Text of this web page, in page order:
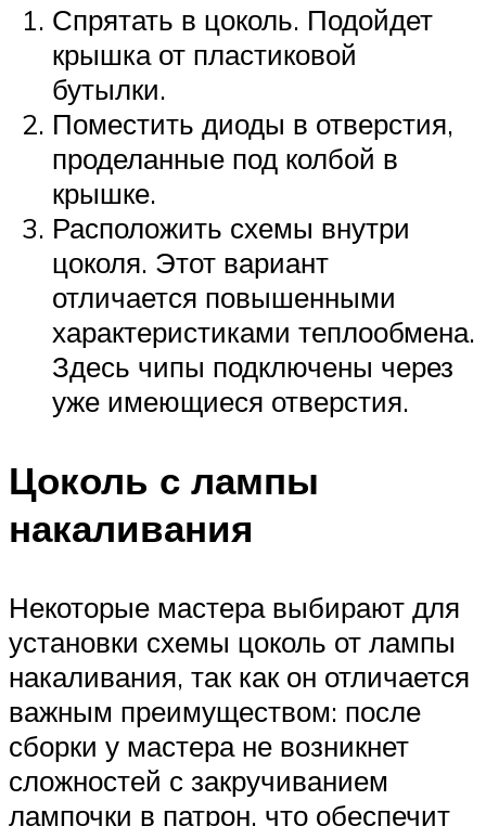
Спрятать в цоколь. Подойдет
крышка от пластиковой
бутылки.
Поместить диоды в отверстия,
проделанные под колбой в
крышке.
Расположить схемы внутри
цоколя. Этот вариант
отличается повышенными
характеристиками теплообмена.
Здесь чипы подключены через
уже имеющиеся отверстия.
Цоколь с лампы
накаливания
Некоторые мастера выбирают для
установки схемы цоколь от лампы
накаливания, так как он отличается
важным преимуществом: после
сборки у мастера не возникнет
сложностей с закручиванием
лампочки в патрон, что обеспечит